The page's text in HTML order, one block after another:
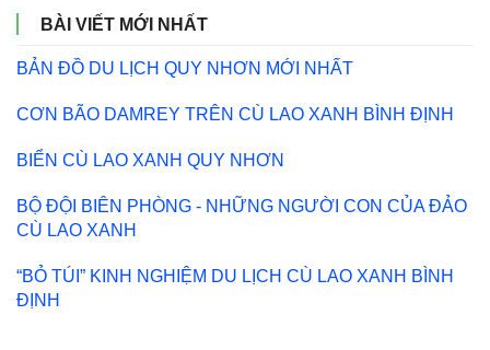
BÀI VIẾT MỚI NHẤT
BẢN ĐỒ DU LỊCH QUY NHƠN MỚI NHẤT
CƠN BÃO DAMREY TRÊN CÙ LAO XANH BÌNH ĐỊNH
BIỂN CÙ LAO XANH QUY NHƠN
BỘ ĐỘI BIÊN PHÒNG - NHỮNG NGƯỜI CON CỦA ĐẢO
CÙ LAO XANH
“BỎ TÚI” KINH NGHIỆM DU LỊCH CÙ LAO XANH BÌNH
ĐỊNH